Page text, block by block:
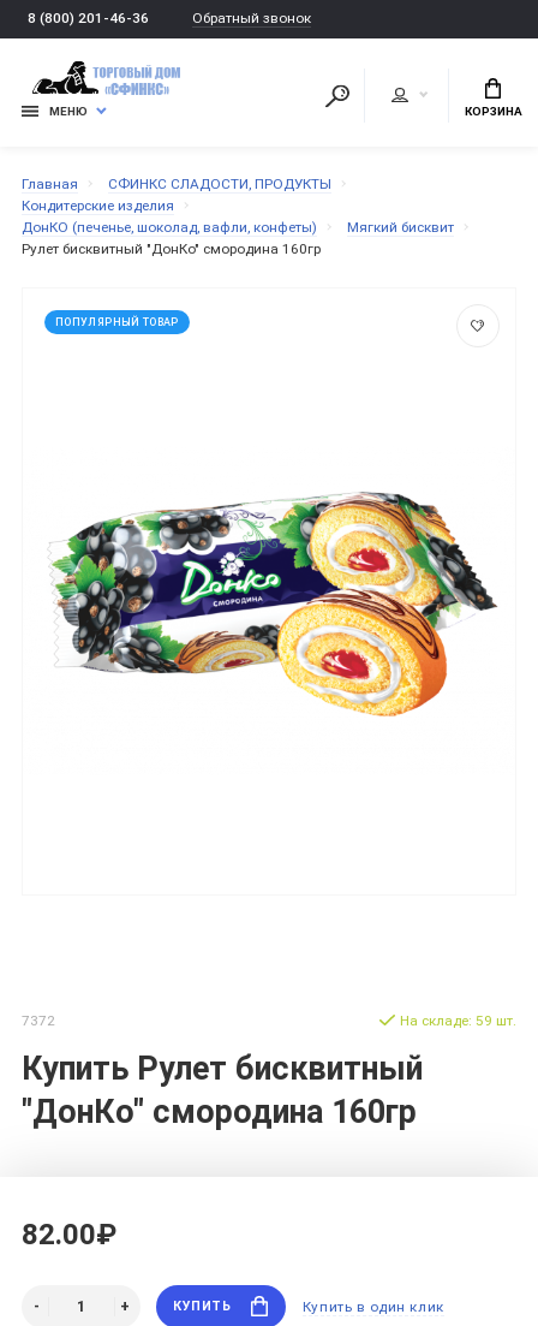
8 (800) 201-46-36 Обратный звонок
МЕНЮ КОРЗИНА
Главная
СФИНКС СЛАДОСТИ, ПРОДУКТЫ
Кондитерские изделия
ДонКО (печенье, шоколад, вафли, конфеты)
Мягкий бисквит
Рулет бисквитный "ДонКо" смородина 160гр
ПОПУЛЯРНЫЙ ТОВАР
7372
Купить Рулет бисквитный
"ДонКо" смородина 160гр
На складе: 59 шт.
82.00₽
КУПИТЬ Купить в один клик